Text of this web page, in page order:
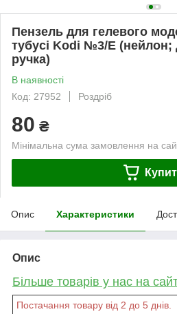
Пензель для гелевого
тубусі Kodi №3/Е (нейлон;
ручка)
В наявності
Код: 27952
Роздріб
80 ₴
Мінімальна сума замовлення на
Опис Характеристики
Опис
Більше товарів у нас на
Постачання товару від 2 до 5 днів.